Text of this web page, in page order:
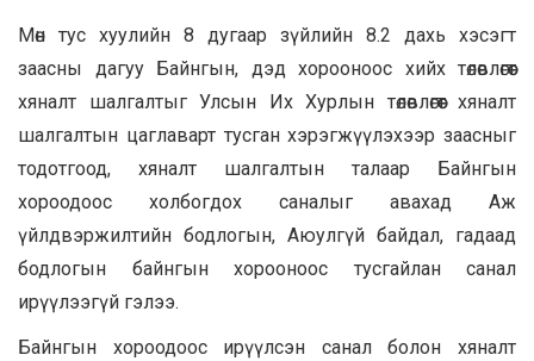
Мөн тус хуулийн 8 дугаар зүйлийн 8.2 дахь хэсэгт
заасны дагуу Байнгын, дэд хорооноос хийх төлөвлөгөөт
хяналт шалгалтыг Улсын Их Хурлын төлөвлөгөөт хяналт
шалгалтын цаглаварт тусган хэрэгжүүлэхээр заасныг
тодотгоод, хяналт шалгалтын талаар Байнгын
хороодоос холбогдох саналыг авахад Аж
үйлдвэржилтийн бодлогын, Аюулгүй байдал, гадаад
бодлогын байнгын хорооноос тусгайлан санал
ирүүлээгүй гэлээ.
Байнгын хороодоос ирүүлсэн санал болон хяналт